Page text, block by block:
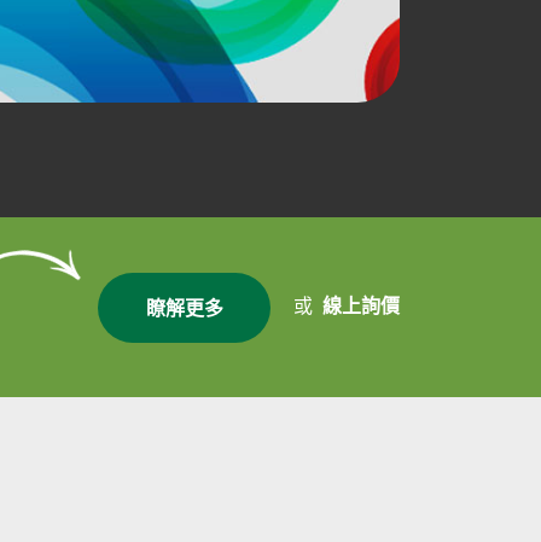
瞭解更多 或 線上詢價